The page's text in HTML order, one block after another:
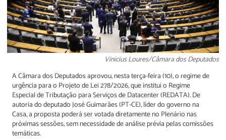
Vinicius Loures/Câmara dos Deputados
A Câmara dos Deputados aprovou, nesta terça-feira (10), o regime de
urgência para o Projeto de Lei 278/2026, que institui o Regime
Especial de Tributação para Serviços de Datacenter (REDATA). De
autoria do deputado José Guimarães (PT-CE), líder do governo na
Casa, a proposta poderá ser votada diretamente no Plenário nas
próximas sessões, sem necessidade de análise prévia pelas comissões
temáticas.